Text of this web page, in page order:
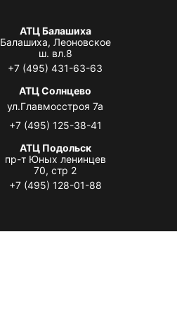
АТЦ Балашиха
Балашиха, Леоновское
ш. вл.8
+7 (495) 431-63-63
АТЦ Солнцево
ул.Главмосстроя 7а
+7 (495) 125-38-41
АТЦ Подольск
пр-т Юных ленинцев
70, стр 2
+7 (495) 128-01-88